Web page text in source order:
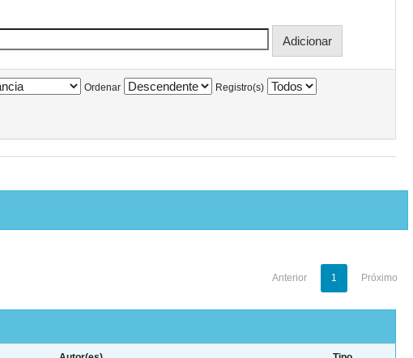
Ordenar Registro(s)
Anterior 1 Próximo